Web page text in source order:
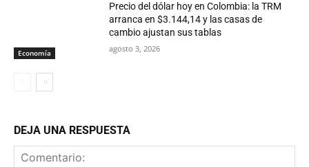
Economía
Precio del dólar hoy en Colombia: la TRM
arranca en $3.144,14 y las casas de
cambio ajustan sus tablas
agosto 3, 2026
DEJA UNA RESPUESTA